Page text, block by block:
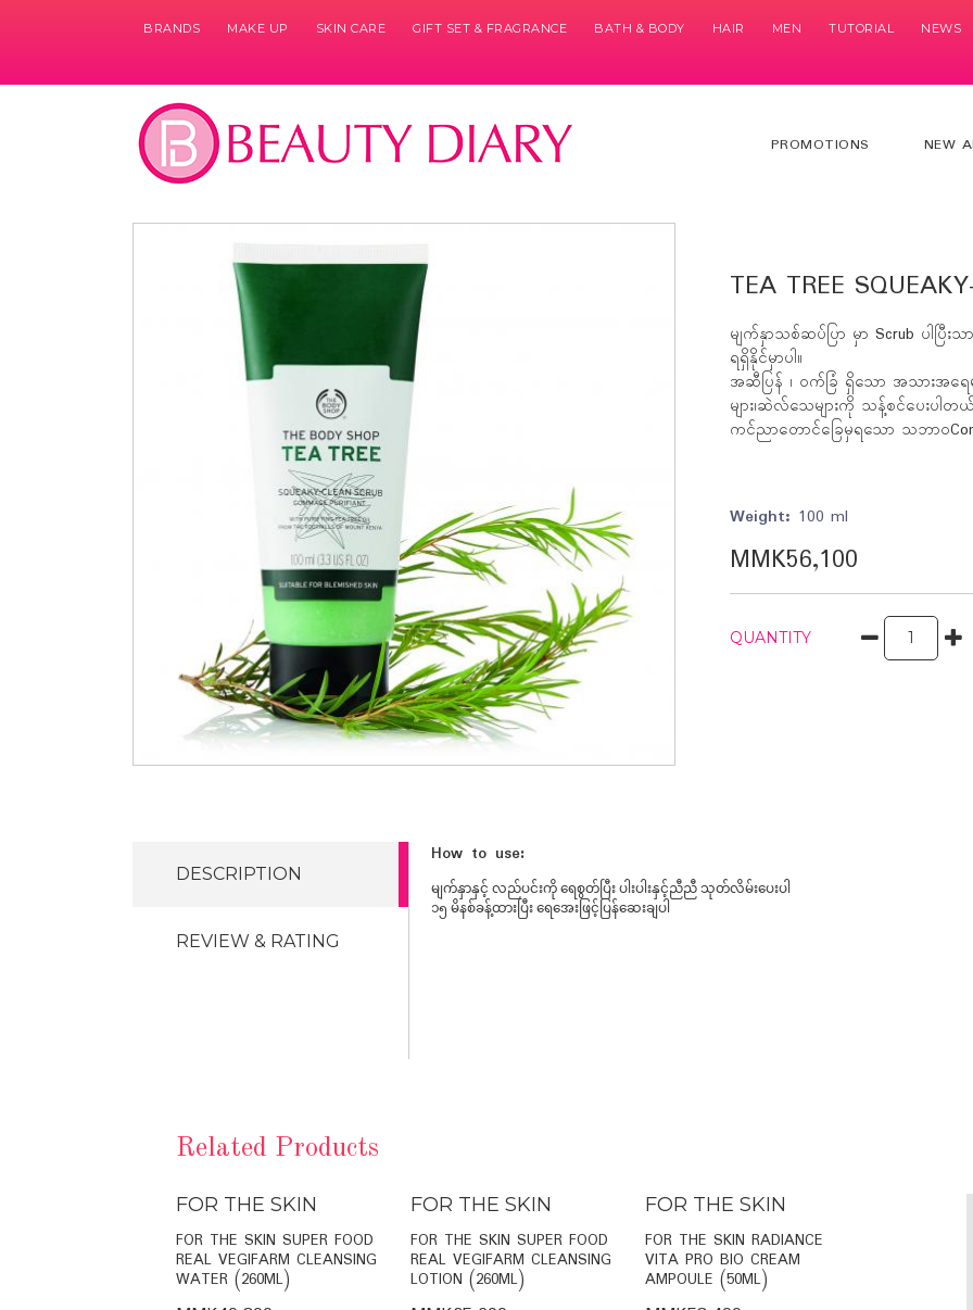
BRANDS MAKE UP SKIN CARE GIFT SET & FRAGRANCE BATH & BODY HAIR MEN TUTORIAL NEWS
PROMOTIONS NEW
TEA TREE
မျက်နှာသစ်ဆပ်ပြာ မှာ Scrub ပါပ
ရရှိနိုင်မှာပါ။
အဆီပြန် ၊ ဝက်ခြံ ရှိသော အသားအရေ
များ၊ဆဲလ်သေများကို သန့်စင်ပေးပါတ
ကင်ညာတောင်ခြေမှရသော သဘာဝ
Weight: 100 ml
MMK56,100
QUANTITY
DESCRIPTION
REVIEW & RATING
How to use:
မျက်နှာနှင့် လည်ပင်းကို ရေစွတ်ပြီး ပါးပါးနှင့်ညီညီ သုတ်လိမ်းပေးပါ
၁၅ မိနစ်ခန့်ထားပြီး ရေအေးဖြင့်ပြန်ဆေးချပါ
Related Products
FOR THE SKIN
FOR THE SKIN SUPER FOOD
REAL VEGIFARM CLEANSING
WATER (260ML)
FOR THE SKIN
FOR THE SKIN SUPER FOOD
REAL VEGIFARM CLEANSING
LOTION (260ML)
FOR THE SKIN
FOR THE SKIN RADIANCE
VITA PRO BIO CREAM
AMPOULE (50ML)
FOR THE
VITA FACE
SERUM